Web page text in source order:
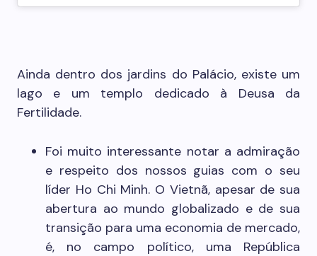
Ainda dentro dos jardins do Palácio, existe um
lago e um templo dedicado à Deusa da
Fertilidade.
Foi muito interessante notar a admiração
e respeito dos nossos guias com o seu
líder Ho Chi Minh. O Vietnã, apesar de sua
abertura ao mundo globalizado e de sua
transição para uma economia de mercado,
é, no campo político, uma República